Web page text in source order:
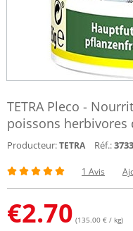
TETRA Pleco -
poissons herbivores
Producteur:TETRA Réf.:
1 Avis
€2.70 (135.00 € / kg)